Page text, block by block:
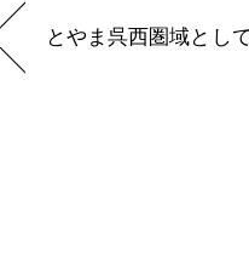
とやま呉西圏域とし